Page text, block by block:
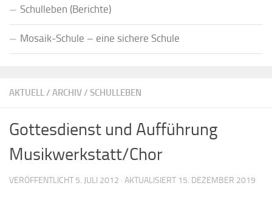
AKTUELL/ ARCHIV/ SCHULLEBEN
Gottesdienst und Aufführung
Musikwerkstatt/Chor
VERÖFFENTLICHT 5. JULI 2012 · AKTUALISIERT 15. DEZEMBER 2019
Schulleben (Berichte)
Mosaik-Schule – eine sichere Schule